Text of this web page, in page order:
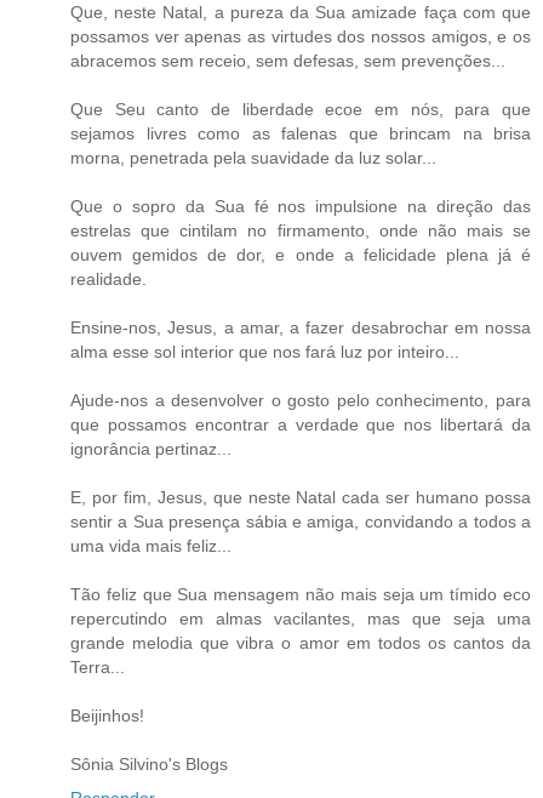
Que, neste Natal, a pureza da Sua amizade faça com que
possamos ver apenas as virtudes dos nossos amigos, e os
abracemos sem receio, sem defesas, sem prevenções...
Que Seu canto de liberdade ecoe em nós, para que
sejamos livres como as falenas que brincam na brisa
morna, penetrada pela suavidade da luz solar...
Que o sopro da Sua fé nos impulsione na direção das
estrelas que cintilam no firmamento, onde não mais se
ouvem gemidos de dor, e onde a felicidade plena já é
realidade.
Ensine-nos, Jesus, a amar, a fazer desabrochar em nossa
alma esse sol interior que nos fará luz por inteiro...
Ajude-nos a desenvolver o gosto pelo conhecimento, para
que possamos encontrar a verdade que nos libertará da
ignorância pertinaz...
E, por fim, Jesus, que neste Natal cada ser humano possa
sentir a Sua presença sábia e amiga, convidando a todos a
uma vida mais feliz...
Tão feliz que Sua mensagem não mais seja um tímido eco
repercutindo em almas vacilantes, mas que seja uma
grande melodia que vibra o amor em todos os cantos da
Terra...
Beijinhos!
Sônia Silvino's Blogs